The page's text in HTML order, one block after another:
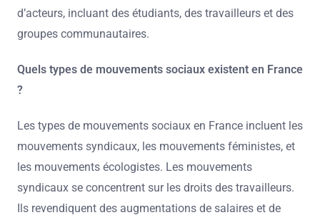
d’acteurs, incluant des étudiants, des travailleurs et des
groupes communautaires.
Quels types de mouvements sociaux existent en France
?
Les types de mouvements sociaux en France incluent les
mouvements syndicaux, les mouvements féministes, et
les mouvements écologistes. Les mouvements
syndicaux se concentrent sur les droits des travailleurs.
Ils revendiquent des augmentations de salaires et de